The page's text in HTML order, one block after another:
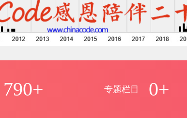
790+ 专题栏目 0+